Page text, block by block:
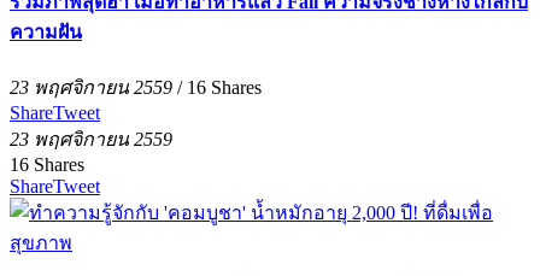
ความฝัน
23 พฤศจิกายน 2559 / 16 Shares
ShareTweet
23 พฤศจิกายน 2559
16 Shares
ShareTweet